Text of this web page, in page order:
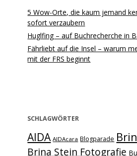
5 Wow-Orte, die kaum jemand
sofort verzaubern
Huglfing – auf Buchrecherche in
Fährliebt auf die Insel – warum
mit der FRS beginnt
SCHLAGWÖRTER
AIDA AIDAcara Blogparade
Brina Stein Fotografie